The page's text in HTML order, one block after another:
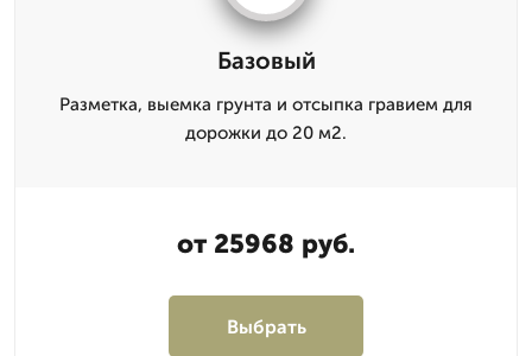
Базовый
Разметка, выемка грунта и отсыпка гравием для
дорожки до 20 м2.
от 25968 руб.
Выбрать